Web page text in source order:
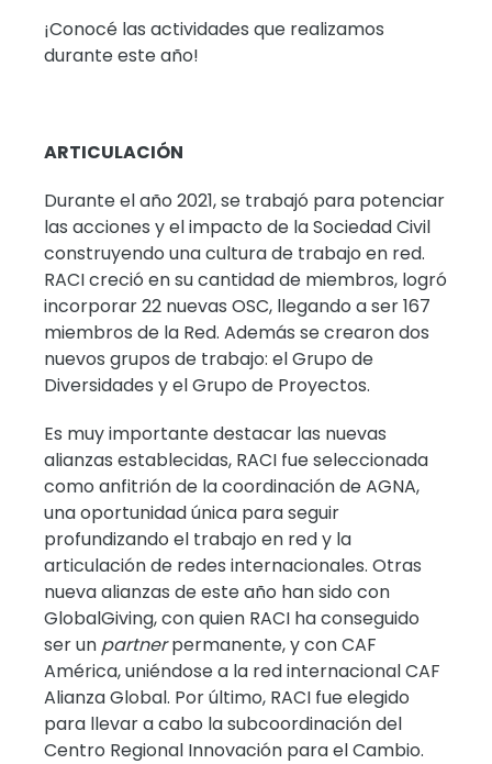
¡Conocé las actividades que realizamos
durante este año!
ARTICULACIÓN
Durante el año 2021, se trabajó para potenciar
las acciones y el impacto de la Sociedad Civil
construyendo una cultura de trabajo en red.
RACI creció en su cantidad de miembros, logró
incorporar 22 nuevas OSC, llegando a ser 167
miembros de la Red. Además se crearon dos
nuevos grupos de trabajo: el Grupo de
Diversidades y el Grupo de Proyectos.
Es muy importante destacar las nuevas
alianzas establecidas, RACI fue seleccionada
como anfitrión de la coordinación de AGNA,
una oportunidad única para seguir
profundizando el trabajo en red y la
articulación de redes internacionales. Otras
nueva alianzas de este año han sido con
GlobalGiving, con quien RACI ha conseguido
ser un partnerpermanente, y con CAF
América, uniéndose a la red internacional CAF
Alianza Global. Por último, RACI fue elegido
para llevar a cabo la subcoordinación del
Centro Regional Innovación para el Cambio.